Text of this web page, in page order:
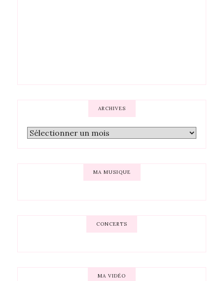
ARCHIVES
MA MUSIQUE
CONCERTS
MA VIDÉO